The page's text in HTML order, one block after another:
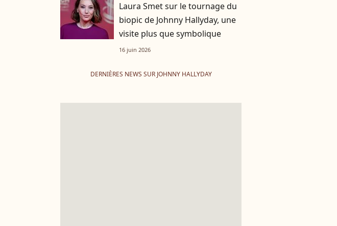
Laura Smet sur le tournage du
biopic de Johnny Hallyday, une
visite plus que symbolique
16 juin 2026
DERNIÈRES NEWS SUR JOHNNY HALLYDAY